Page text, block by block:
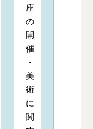
座
の
開
催
・
美
術
に
関